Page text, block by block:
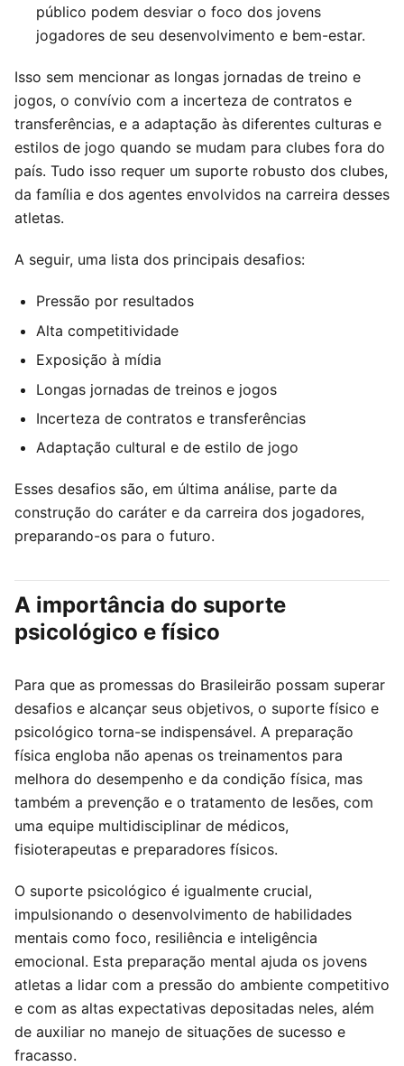
público podem desviar o foco dos jovens
jogadores de seu desenvolvimento e bem-estar.
Isso sem mencionar as longas jornadas de treino e
jogos, o convívio com a incerteza de contratos e
transferências, e a adaptação às diferentes culturas e
estilos de jogo quando se mudam para clubes fora do
país. Tudo isso requer um suporte robusto dos clubes,
da família e dos agentes envolvidos na carreira desses
atletas.
A seguir, uma lista dos principais desafios:
Pressão por resultados
Alta competitividade
Exposição à mídia
Longas jornadas de treinos e jogos
Incerteza de contratos e transferências
Adaptação cultural e de estilo de jogo
Esses desafios são, em última análise, parte da
construção do caráter e da carreira dos jogadores,
preparando-os para o futuro.
A importância do suporte
psicológico e físico
Para que as promessas do Brasileirão possam superar
desafios e alcançar seus objetivos, o suporte físico e
psicológico torna-se indispensável. A preparação
física engloba não apenas os treinamentos para
melhora do desempenho e da condição física, mas
também a prevenção e o tratamento de lesões, com
uma equipe multidisciplinar de médicos,
fisioterapeutas e preparadores físicos.
O suporte psicológico é igualmente crucial,
impulsionando o desenvolvimento de habilidades
mentais como foco, resiliência e inteligência
emocional. Esta preparação mental ajuda os jovens
atletas a lidar com a pressão do ambiente competitivo
e com as altas expectativas depositadas neles, além
de auxiliar no manejo de situações de sucesso e
fracasso.